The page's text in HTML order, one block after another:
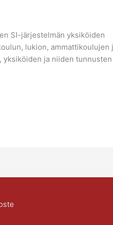
SI-järjestelmän yksiköiden
lukion, ammattikoulujen
ja niiden tunnusten